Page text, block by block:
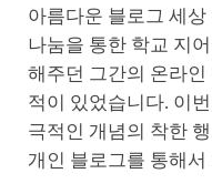
아름다운 블로그 세상
나눔을 통한 학교 지
해주던 그간의 온라
적이 있었습니다. 이
극적인 개념의 착한
개인 블로그를 통해서